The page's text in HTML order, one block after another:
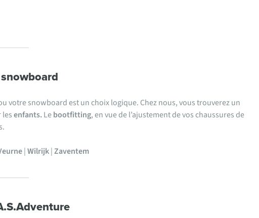
votre snowboard est un choix logique. Chez nous, vous trouverez un
lesenfants.Lebootfitting, en vue de l’ajustement de vos chaussures de
|Wilrijk|Zaventem